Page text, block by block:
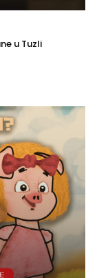
u Tuzli